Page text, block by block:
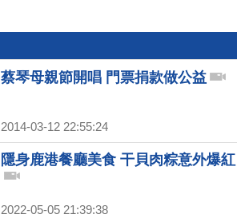
蔡琴母親節開唱 門票捐款做公益
2014-03-12 22:55:24
隱身鹿港餐廳美食 干貝肉粽意外爆紅
2022-05-05 21:39:38